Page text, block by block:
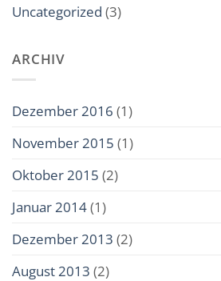
Uncategorized (3)
ARCHIV
Dezember 2016 (1)
November 2015 (1)
Oktober 2015 (2)
Januar 2014(1)
Dezember 2013 (2)
August 2013 (2)